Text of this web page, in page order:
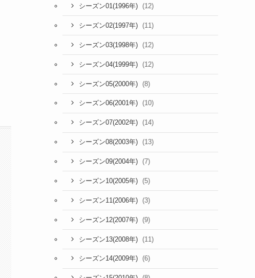
シーズン01(1996年) (12)
シーズン02(1997年) (11)
シーズン03(1998年) (12)
シーズン04(1999年) (12)
シーズン05(2000年) (8)
シーズン06(2001年) (10)
シーズン07(2002年) (14)
シーズン08(2003年) (13)
シーズン09(2004年) (7)
シーズン10(2005年) (5)
シーズン11(2006年) (3)
シーズン12(2007年) (9)
シーズン13(2008年) (11)
シーズン14(2009年) (6)